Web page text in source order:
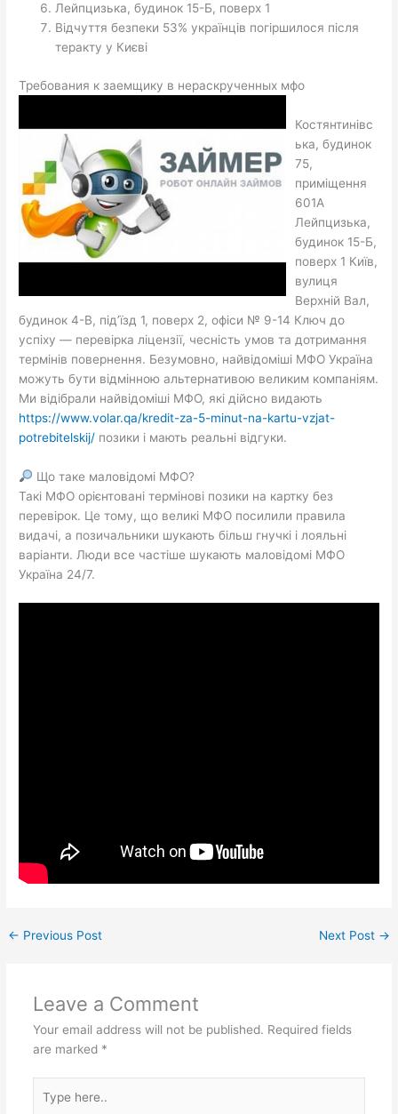
Лейпцизька, будинок 15-Б, поверх 1
Відчуття безпеки 53% українців погіршилося після
теракту у Києві
Требования к заемщику в нераскрученных мфо
Костянтинівс
ька, будинок
75,
приміщення
601А
Лейпцизька,
будинок 15-Б,
поверх 1 Київ,
вулиця
Верхній Вал,
будинок 4-В, під’їзд 1, поверх 2, офіси № 9-14 Ключ до
успіху — перевірка ліцензії, чесність умов та дотримання
термінів повернення. Безумовно, найвідоміші МФО Україна
можуть бути відмінною альтернативою великим компаніям.
Ми відібрали найвідоміші МФО, які дійсно видають
https://www.volar.qa/kredit-za-5-minut-na-kartu-vzjat-
potrebitelskij/ позики і мають реальні відгуки.
Що таке маловідомі МФО?
Такі МФО орієнтовані термінові позики на картку без
перевірок. Це тому, що великі МФО посилили правила
видачі, а позичальники шукають більш гнучкі і лояльні
варіанти. Люди все частіше шукають маловідомі МФО
Україна 24/7.
← Previous Post Next Post →
Leave a Comment
Your email address will not be published. Required fields
are marked *
here..